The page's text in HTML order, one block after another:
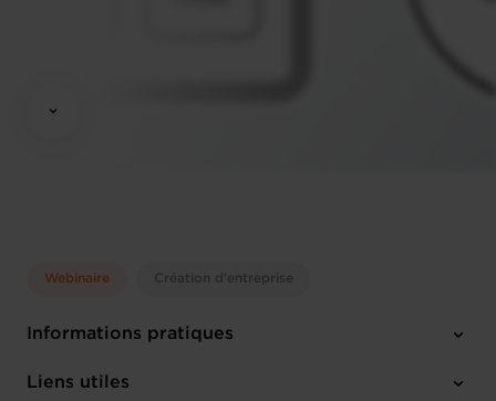
Webinaire Création d'entreprise
Informations pratiques
Mardi 23 Jan 2024
Liens utiles